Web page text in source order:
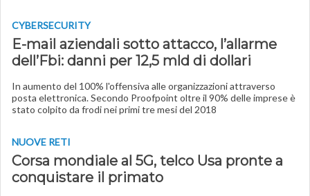
CYBERSECURITY
E-mail aziendali sotto attacco, l’allarme
dell’Fbi: danni per 12,5 mld di dollari
In aumento del 100% l'offensiva alle organizzazioni attraverso
posta elettronica. Secondo Proofpoint oltre il 90% delle imprese è
stato colpito da frodi nei primi tre mesi del 2018
NUOVE RETI
Corsa mondiale al 5G, telco Usa pronte a
conquistare il primato